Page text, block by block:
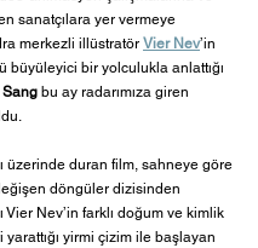
sanatçılara yer vermeye
merkezli illüstratör Vier Nev’in
büyüleyici bir yolculukla anlattığı
bu ay radarımıza giren
üzerinde duran film, sahneye göre
döngüler dizisinden
Vier Nev’in farklı doğum ve kimlik
yirmi çizim ile başlayan